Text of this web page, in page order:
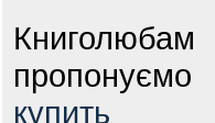
Книголюбам
пропонуємо
купить